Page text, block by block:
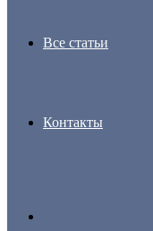
Все статьи
Контакты